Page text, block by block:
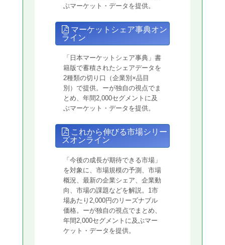
ぶマーケット・データを提供。
マーケットシェア事典オン
ライン
「日本マーケットシェア事典」書
籍版で蓄積されたシェアデータを
2種類の切り口（企業別×品目
別）で提供。ーが独自の視点でま
とめ、年間2,000セグメントに及
ぶマーケット・データを提供。
これから伸びる市場シリー
ズオンライン
「今後の成長が期待できる市場」
を対象に、市場規模の予測、市場
概況、最新の企業シェア、企業動
向、市場の課題などを解説。1市
場あたり2,000円のリーズナブル
価格。ーが独自の視点でまとめ、
年間2,000セグメントに及ぶマー
ケット・データを提供。